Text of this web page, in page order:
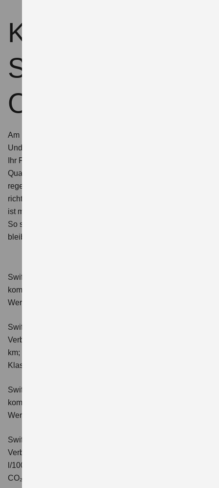
Keep it real - mit
Suzuki
Originalteilen
Am besten alles Suzuki. Bei Ersatzteilen. Beim Zubehör.
Und bei Wartung und Service. So sorgen wir dafür, dass
Ihr Fahrzeug die hohen
Qualität und Sicherheit hält. Unser Fachpersonal wird
regelmäßig geschult und weitergebildet, verfügt über die
richtigen Diagnosetools sowie die Diagnoseexpertise und
ist mit dem passenden Werkzeug ausgestattet.
So sorgen wir dafür, dass Ihr Suzuki sicher und fahrbereit
bleibt.
Swift 1.2 DUALJET HYBRID Club
kombinierter Energieverbrauch 4,4 l/100km; kombinierter
Wert der CO₂-Emission: 98 g/km; CO₂-Klasse: C.
Swift 1.2 DUALJET HYBRID ALLGRIP Club
Verbrauchswerte: kombinierter Energieverbrauch 4,9 l/100
km; kombinierter Wert der CO₂-Emission: 111 g/km; CO₂-
Klasse: C.
Swift 1.2 DUALJET HYBRID Comfort
kombinierter Energieverbrauch 4,4 l/100km; kombinierter
Wert der CO₂-Emission: 99 g/km; CO₂-Klasse: C.
Swift 1.2 DUALJET HYBRID CVT Comfort
Verbrauchswerte: kombinierter Energieverbrauch 4,7
l/100km; kombinierter Wert der CO₂-Emission: 106 g/km;
CO₂-Klasse: C.